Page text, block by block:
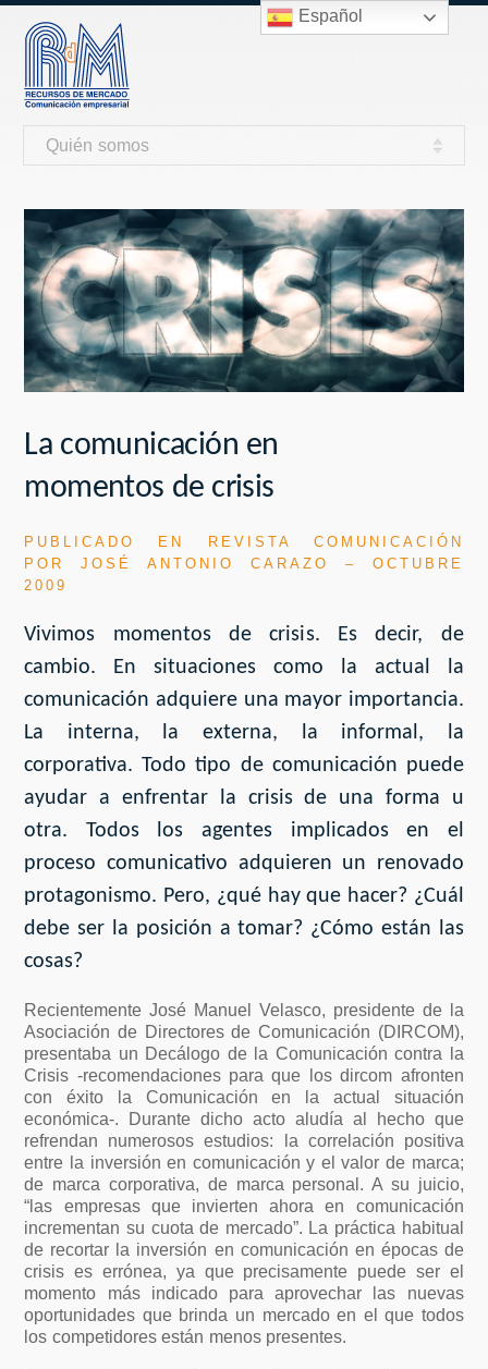
Quién somos
La comunicación en
momentos de crisis
PUBLICADO EN REVISTA COMUNICACIÓN
POR JOSÉ ANTONIO CARAZO – OCTUBRE
2009
Vivimos momentos de crisis. Es decir, de
cambio. En situaciones como la actual la
comunicación adquiere una mayor importancia.
La interna, la externa, la informal, la
corporativa. Todo tipo de comunicación puede
ayudar a enfrentar la crisis de una forma u
otra. Todos los agentes implicados en el
proceso comunicativo adquieren un renovado
protagonismo. Pero, ¿qué hay que hacer? ¿Cuál
debe ser la posición a tomar? ¿Cómo están las
cosas?
Recientemente José Manuel Velasco, presidente de la
Asociación de Directores de Comunicación (DIRCOM),
presentaba un Decálogo de la Comunicación contra la
Crisis -recomendaciones para que los dircom afronten
con éxito la Comunicación en la actual situación
económica-. Durante dicho acto aludía al hecho que
refrendan numerosos estudios: la correlación positiva
entre la inversión en comunicación y el valor de marca;
de marca corporativa, de marca personal. A su juicio,
“las empresas que invierten ahora en comunicación
incrementan su cuota de mercado”. La práctica habitual
de recortar la inversión en comunicación en épocas de
crisis es errónea, ya que precisamente puede ser el
momento más indicado para aprovechar las nuevas
oportunidades que brinda un mercado en el que todos
los competidores están menos presentes.
Español